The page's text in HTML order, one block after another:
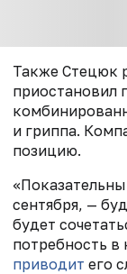
Также Стецюк
приостановил
и гриппа.
позицию.
сентября, —
будет
потребность
приводит его